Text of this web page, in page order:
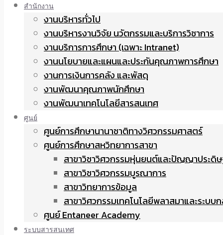
สำนักงาน
งานบริหารทั่วไป
งานบริหารงานวิจัย นวัตกรรมและบริการวิชาการ
งานบริการการศึกษา (เฉพาะ Intranet)
งานนโยบายและแผนและประกันคุณภาพการศึกษา
งานการเงินการคลัง และพัสดุ
งานพัฒนาคุณภาพนักศึกษา
งานพัฒนาเทคโนโลยีสารสนเทศ
ศูนย์
ศูนย์การศึกษานานาชาติทางวิศวกรรมศาสตร์
ศูนย์การศึกษาสหวิทยาการสาขา
สาขาวิชาวิศวกรรมหุ่นยนต์และปัญญาประดิ
สาขาวิชาวิศวกรรมบูรณาการ
สาขาวิทยาการข้อมูล
สาขาวิศวกรรมเทคโนโลยีพลาสมาและระบบ
ศูนย์ Entaneer Academy
ระบบสารสนเทศ